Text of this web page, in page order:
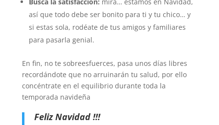
así que todo debe ser bonito para ti y tu chico… y
si estas sola, rodéate de tus amigos y familiares
para pasarla genial.
En fin, no te sobreesfuerces, pasa unos días libres
recordándote que no arruinarán tu salud, por ello
concéntrate en el equilibrio durante toda la
temporada navideña
Feliz Navidad !!!